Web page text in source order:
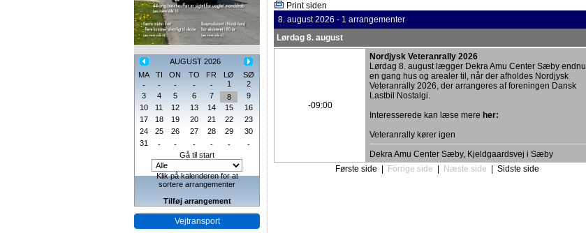
AUGUST 2026
MA
TI ON TO FR LØ
SØ
-
- - - - 1
2
3
4 5 6 7 8
9
10
11 12 13 14 15
16
17
18 19 20 21 22
23
24
25 26 27 28 29
30
31
- - - - -
-
Gå til start
Klik på kalenderen for at
sortere arrangementer
Tilføj arrangement
Vejtransport
Print siden
8. august 2026 - 1 arrangementer
Lørdag 8. august
-09:00
Nordjysk Veteranrally 2026
Lørdag 8. august lægger Dekra Amu Center Sæby endnu
en gang hus og arealer til, når der afholdes Nordjysk
Veteranrally 2026, der arrangeres af foreningen Dansk
Lastbil Nostalgi.
Interesserede kan læse mere her:
Veteranrally kører igen
Dekra Amu Center Sæby, Kjeldgaardsvej i Sæby
Første side
Forrige side Næste side Sidste side